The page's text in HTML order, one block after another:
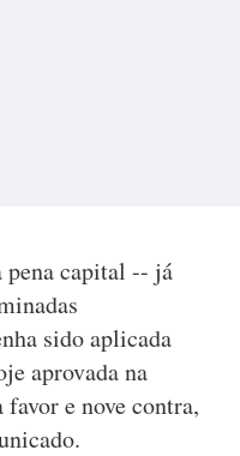
pena capital -- já
sido aplicada
aprovada na
e nove contra,